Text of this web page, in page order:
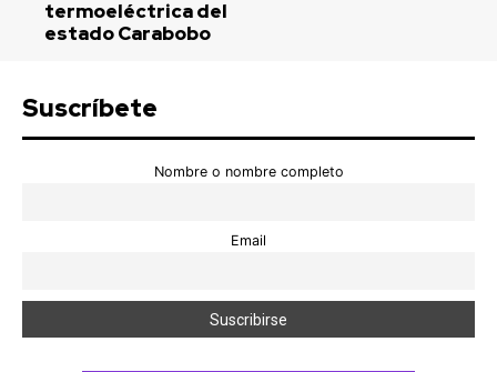
termoeléctrica del
estado Carabobo
Suscríbete
Nombre o nombre completo
Email